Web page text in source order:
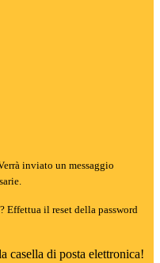
inviato un messaggio
Effettua il reset della password
casella di posta elettronica!